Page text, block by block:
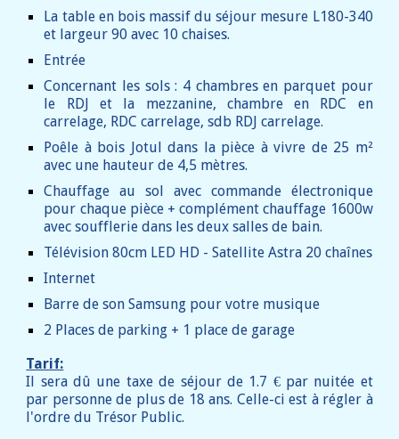
La table en bois massif du séjour mesure L180-340
et largeur 90 avec 10 chaises.
Entrée
Concernant les sols : 4 chambres en parquet pour
le RDJ et la mezzanine, chambre en RDC en
carrelage, RDC carrelage, sdb RDJ carrelage.
Poêle à bois Jotul dans la pièce à vivre de 25 m²
avec une hauteur de 4,5 mètres.
Chauffage au sol avec commande électronique
pour chaque pièce + complément chauffage 1600w
avec soufflerie dans les deux salles de bain.
Télévision 80cm LED HD - Satellite Astra 20 chaînes
Internet
Barre de son Samsung pour votre musique
2 Places de parking + 1 place de garage
Tarif:
Il sera dû une taxe de séjour de 1.7 € par nuitée et
par personne de plus de 18 ans. Celle-ci est à régler à
l'ordre du Trésor Public.